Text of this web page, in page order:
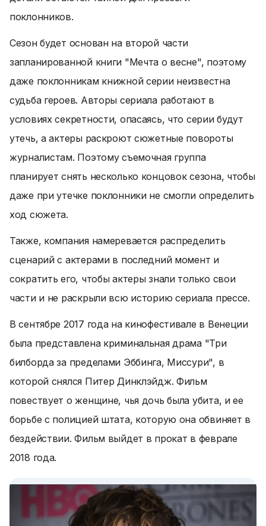
поклонников.
Сезон будет основан на второй части
запланированной книги "Мечта о весне", поэтому
даже поклонникам книжной серии неизвестна
судьба героев. Авторы сериала работают в
условиях секретности, опасаясь, что серии будут
утечь, а актеры раскроют сюжетные повороты
журналистам. Поэтому съемочная группа
планирует снять несколько концовок сезона, чтобы
даже при утечке поклонники не смогли определить
ход сюжета.
Также, компания намеревается распределить
сценарий с актерами в последний момент и
сократить его, чтобы актеры знали только свои
части и не раскрыли всю историю сериала прессе.
В сентябре 2017 года на кинофестивале в Венеции
была представлена криминальная драма "Три
билборда за пределами Эббинга, Миссури", в
которой снялся Питер Динклэйдж. Фильм
повествует о женщине, чья дочь была убита, и ее
борьбе с полицией штата, которую она обвиняет в
бездействии. Фильм выйдет в прокат в феврале
2018 года.